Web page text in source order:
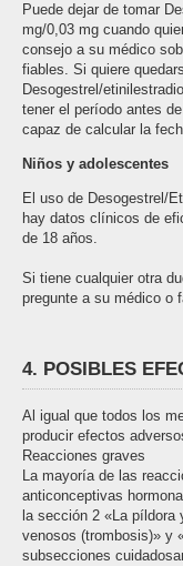
Puede dejar de tomar
mg/0,03 mg cuando
consejo a su médico
fiables. Si quiere
Desogestrel/
tener el período antes
capaz de calcular la
Niños y adolescentes
El uso de Desogestrel/
hay datos clínicos de
de 18 años.
Si tiene cualquier otra
pregunte a su médico o
4. POSIBLES
Al igual que todos los
producir efectos
Reacciones graves
La mayoría de las
anticonceptivas
la sección 2 «La
venosos (trombosis)» y
subsecciones